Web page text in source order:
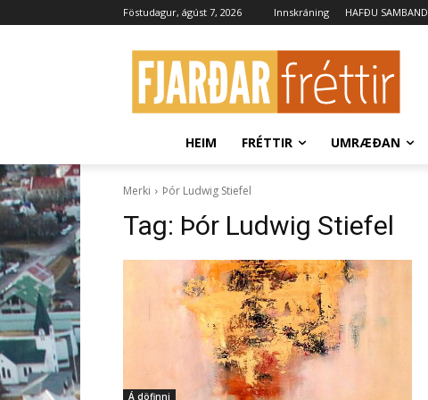
Föstudagur, ágúst 7, 2026 Innskráning HAFÐU SAMBAND
HEIM FRÉTTIR UMRÆÐAN
Merki Þór Ludwig Stiefel
Tag: Þór Ludwig Stiefel
Á döfinni